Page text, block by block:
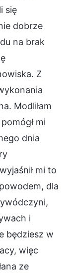
się
dobrze
na brak
Z
Modliłam
mi
dnia
mi to
dla
i
będziesz w
więc
ze